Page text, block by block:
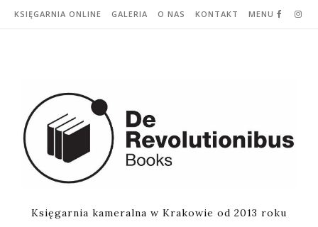
Skip to content
KSIĘGARNIA ONLINE GALERIA O NAS KONTAKT MENU
Księgarnia kameralna w Krakowie od 2013 roku